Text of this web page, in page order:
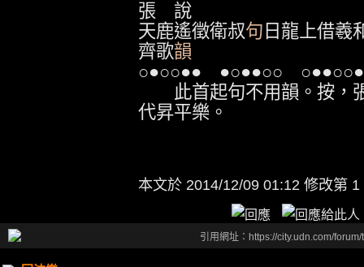
張 說
天鹿遙徵衛叔句 日龍上借羲
齊歌韻
○●○○●●
●○●●○○
○●●○○●
此首起句不用韻。按，
代昇平樂。
本文於 2014/12/09 01:12 修改第 1
引用網址：https://city.udn.com/